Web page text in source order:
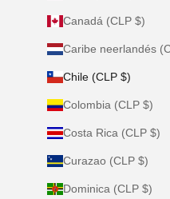
Canadá (CLP $)
Caribe neerlandés
Chile (CLP $)
Colombia (CLP $)
Costa Rica (CLP $)
Curazao (CLP $)
Dominica (CLP $)